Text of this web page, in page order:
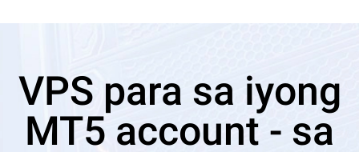
VPS para sa iyong
MT5 account - sa